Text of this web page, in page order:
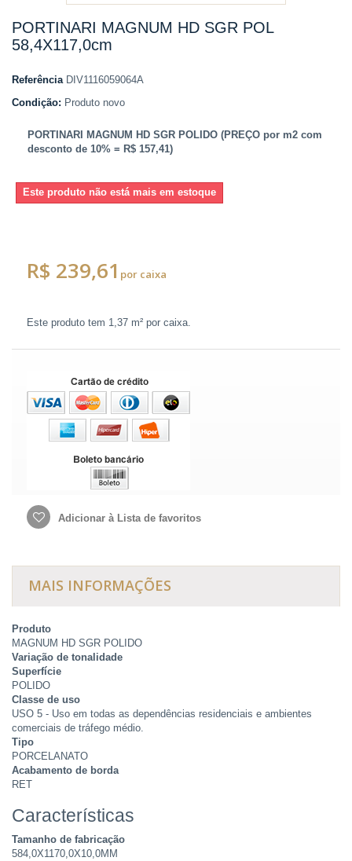
PORTINARI MAGNUM HD SGR POL
58,4X117,0cm
Referência DIV1116059064A
Condição: Produto novo
PORTINARI MAGNUM HD SGR POLIDO (PREÇO por m2 com
desconto de 10% = R$ 157,41)
Este produto não está mais em estoque
R$ 239,61 por caixa
Este produto tem 1,37 m² por caixa.
Adicionar à Lista de favoritos
MAIS INFORMAÇÕES
Produto
MAGNUM HD SGR POLIDO
Variação de tonalidade
Superfície
POLIDO
Classe de uso
USO 5 - Uso em todas as dependências residenciais e ambientes
comerciais de tráfego médio.
Tipo
PORCELANATO
Acabamento de borda
RET
Características
Tamanho de fabricação
584,0X1170,0X10,0MM